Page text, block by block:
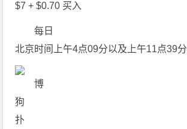
$7 + $0.70 买入
每日
北京时间上午4点09分以及上午11点39分